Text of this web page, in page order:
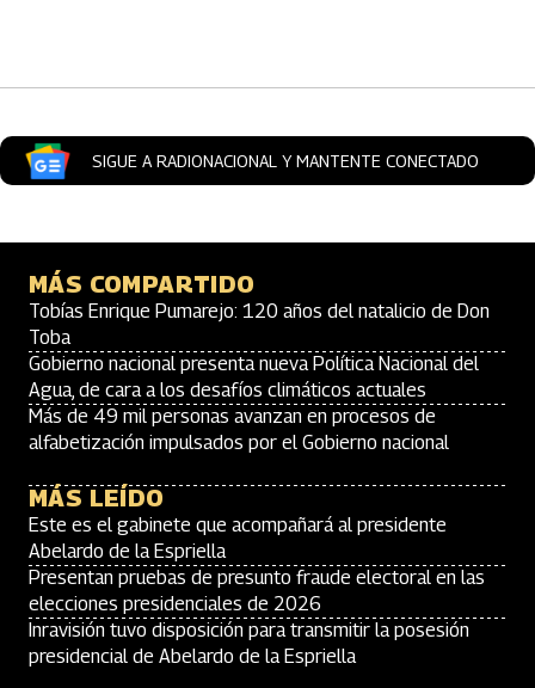
SIGUE A RADIONACIONAL Y MANTENTE CONECTADO
MÁS COMPARTIDO
Tobías Enrique Pumarejo: 120 años del natalicio de Don
Toba
Gobierno nacional presenta nueva Política Nacional del
Agua, de cara a los desafíos climáticos actuales
Más de 49 mil personas avanzan en procesos de
alfabetización impulsados por el Gobierno nacional
MÁS LEÍDO
Este es el gabinete que acompañará al presidente
Abelardo de la Espriella
Presentan pruebas de presunto fraude electoral en las
elecciones presidenciales de 2026
Inravisión tuvo disposición para transmitir la posesión
presidencial de Abelardo de la Espriella